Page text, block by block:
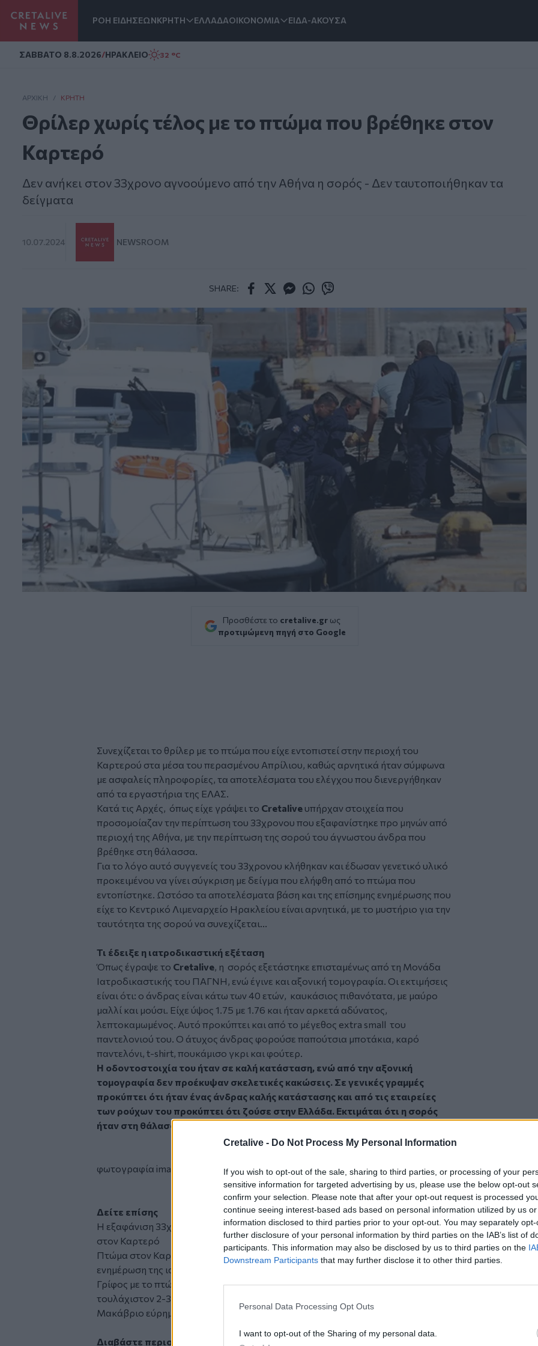
Cretalive - Do Not Process My Personal Information
If you wish to opt-out of the sale, sharing to third parties, or processing of your
sensitive information for targeted advertising by us, please use the below opt-out
confirm your selection. Please note that after your opt-out request is processed
continue seeing interest-based ads based on personal information utilized by us
information disclosed to third parties prior to your opt-out. You may separately
further disclosure of your personal information by third parties on the IAB’s list of
participants. This information may also be disclosed by us to third parties on the
Downstream Participants that may further disclose it to other third parties.
Personal Data Processing Opt Outs
I want to opt-out of the Sharing of my personal data.
ΡΟΗ ΕΙΔΗΣΕΩΝΚΡΗΤΗ ΕΛΛΑΔΑΟΙΚΟΝΟΜΙΑ ΕΙΔΑ-ΑΚΟΥΣΑ
ΣAΒΒΑΤΟ 8.8.2026/ΗΡΑΚΛΕΙΟ 32 °C
ΑΡΧΙΚΗ / ΚΡΉΤΗ
Θρίλερ χωρίς τέλος με το πτώμα που βρέθηκε στον
Καρτερό
Δεν ανήκει στον 33χρονο αγνοούμενο από την Αθήνα η σορός - Δεν ταυτοποιήθηκαν τα
δείγματα
10.07.2024 NEWSROOM
SHARE:
Προσθέστε το cretalive.gr ως
προτιμώμενη πηγή στο Google
Συνεχίζεται το θρίλερ με το πτώμα που είχε εντοπιστεί στην περιοχή του
Καρτερού στα μέσα του περασμένου Απρίλιου, καθώς αρνητικά ήταν σύμφωνα
με ασφαλείς πληροφορίες, τα αποτελέσματα του ελέγχου που διενεργήθηκαν
από τα εργαστήρια της ΕΛΑΣ.
Κατά τις Αρχές, όπως είχε γράψει το Cretalive υπήρχαν στοιχεία που
προσομοίαζαν την περίπτωση του 33χρονου που εξαφανίστηκε προ μηνών από
περιοχή της Αθήνα, με την περίπτωση της σορού του άγνωστου άνδρα που
βρέθηκε στη θάλασσα.
Για το λόγο αυτό συγγενείς του 33χρονου κλήθηκαν και έδωσαν γενετικό υλικό
προκειμένου να γίνει σύγκριση με δείγμα που ελήφθη από το πτώμα που
εντοπίστηκε. Ωστόσο τα αποτελέσματα βάση και της επίσημης ενημέρωσης που
είχε το Κεντρικό Λιμεναρχείο Ηρακλείου είναι αρνητικά, με το μυστήριο για την
ταυτότητα της σορού να συνεχίζεται...
Τι έδειξε η ιατροδικαστική εξέταση
Όπως έγραψε το Cretalive, η σορός εξετάστηκε επισταμένως από τη Μονάδα
Ιατροδικαστικής του ΠΑΓΝΗ, ενώ έγινε και αξονική τομογραφία. Οι εκτιμήσεις
είναι ότι: ο άνδρας είναι κάτω των 40 ετών, καυκάσιος πιθανότατα, με μαύρο
μαλλί και μούσι. Είχε ύψος 1.75 με 1.76 και ήταν αρκετά αδύνατος,
λεπτοκαμωμένος. Αυτό προκύπτει και από το μέγεθος extra small του
παντελονιού του. Ο άτυχος άνδρας φορούσε παπούτσια μποτάκια, καρό
παντελόνι, t-shirt, πουκάμισο γκρι και φούτερ.
Η οδοντοστοιχία του ήταν σε καλή κατάσταση, ενώ από την αξονική
τομογραφία δεν προέκυψαν σκελετικές κακώσεις. Σε γενικές γραμμές
προκύπτει ότι ήταν ένας άνδρας καλής κατάστασης και από τις εταιρείες
των ρούχων του προκύπτει ότι ζούσε στην Ελλάδα. Εκτιμάται ότι η σορός
ήταν στη θάλασσα τουλάχιστον τρεις μήνες.
φωτογραφία imageonline
Δείτε επίσης
Η εξαφάνιση 33χρονου από την Αθήνα στο "κάδρο" της έρευνας για το πτώμα
στον Καρτερό
Πτώμα στον Καρτερό: Που στρέφονται οι έρευνες των Αρχών μετά την επίσημη
ενημέρωση της ιατροδικαστή
Γρίφος με το πτώμα στον Καρτερό: Κάτω των 40, σε καλή κατάσταση εν ζωή,
τουλάχιστον 2-3 μήνες στη θάλασσα
Μακάβριο εύρημα στη θάλασσα: Πτώμα επέπλεε στο νερό
Διαβάστε περισσότερες ειδήσεις από την και το Ηράκλειο